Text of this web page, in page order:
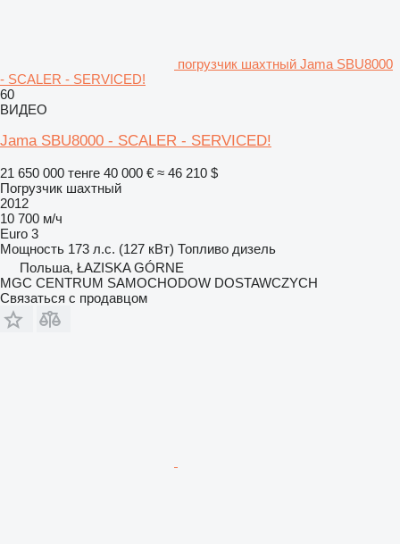
погрузчик шахтный Jama SBU8000
- SCALER - SERVICED!
60
ВИДЕО
Jama SBU8000 - SCALER - SERVICED!
21 650 000 тенге 40 000 € ≈ 46 210 $
Погрузчик шахтный
2012
10 700 м/ч
Euro 3
Мощность 173 л.с. (127 кВт) Топливо дизель
Польша, ŁAZISKA GÓRNE
MGC CENTRUM SAMOCHODOW DOSTAWCZYCH
Связаться с продавцом